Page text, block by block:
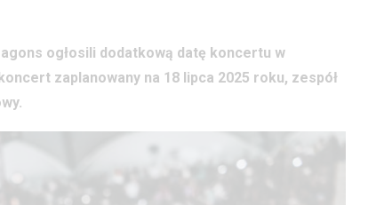
ogłosili dodatkową datę koncertu w
zaplanowany na 18 lipca 2025 roku, zespół